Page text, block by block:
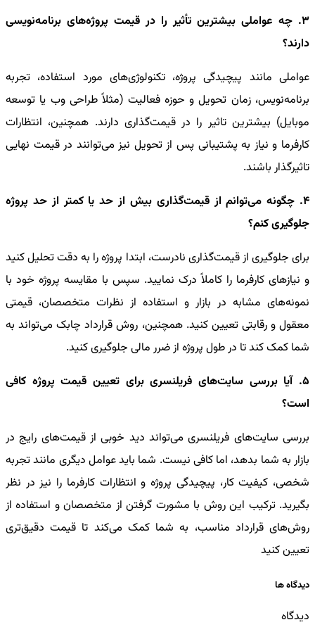
3. چه عواملی بیشترین تأثیر را در قیمت پروژه‌های برنامه‌نویسی
دارند؟
عواملی مانند پیچیدگی پروژه، تکنولوژی‌های مورد استفاده، تجربه
برنامه‌نویس، زمان تحویل و حوزه فعالیت (مثلاً طراحی وب یا توسعه
موبایل) بیشترین تاثیر را در قیمت‌گذاری دارند. همچنین، انتظارات
کارفرما و نیاز به پشتیبانی پس از تحویل نیز می‌توانند در قیمت نهایی
تاثیرگذار باشند.
4. چگونه می‌توانم از قیمت‌گذاری بیش از حد یا کمتر از حد پروژه
جلوگیری کنم؟
برای جلوگیری از قیمت‌گذاری نادرست، ابتدا پروژه را به دقت تحلیل کنید
و نیازهای کارفرما را کاملاً درک نمایید. سپس با مقایسه پروژه خود با
نمونه‌های مشابه در بازار و استفاده از نظرات متخصصان، قیمتی
معقول و رقابتی تعیین کنید. همچنین، روش قرارداد چابک می‌تواند به
شما کمک کند تا در طول پروژه از ضرر مالی جلوگیری کنید.
5. آیا بررسی سایت‌های فریلنسری برای تعیین قیمت پروژه کافی
است؟
بررسی سایت‌های فریلنسری می‌تواند دید خوبی از قیمت‌های رایج در
بازار به شما بدهد، اما کافی نیست. شما باید عوامل دیگری مانند تجربه
شخصی، کیفیت کار، پیچیدگی پروژه و انتظارات کارفرما را نیز در نظر
بگیرید. ترکیب این روش با مشورت گرفتن از متخصصان و استفاده از
روش‌های قرارداد مناسب، به شما کمک می‌کند تا قیمت دقیق‌تری
تعیین کنید
دیدگاه ها
دیدگاه